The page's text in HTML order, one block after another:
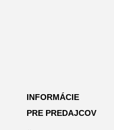
INFORMÁCIE
PRE PREDAJCOV